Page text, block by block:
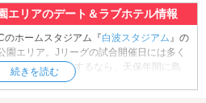
エリアのデート＆ラブホテル情報
のホームスタジアム『白波スタジアム 』の
園エリア。Jリーグの試合開催日には多く
観光・デートをするなら、天保年間に島
「天保山」へ行ってみましょう。現在、